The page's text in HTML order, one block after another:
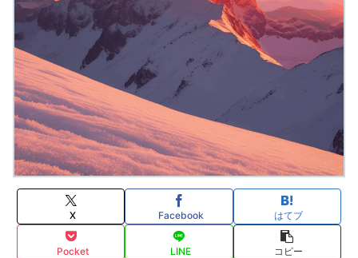
X Facebook はてブ
Pocket LINE コピー